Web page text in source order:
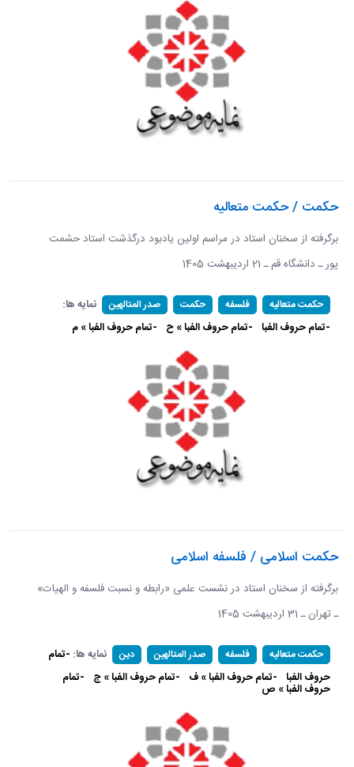
حکمت / حکمت متعالیه
برگرفته از سخنان استاد در مراسم اولین یادبود درگذشت استاد حشمت
پور ـ دانشگاه قم ـ 21 اردیبهشت 1405 ​​​​​​​
حکمت متعالیه فلسفه حکمت صدر المتالهین
نمایه ها:
-تمام حروف الفبا -تمام حروف الفبا » ح -تمام حروف الفبا » م
حکمت اسلامی / فلسفه اسلامی
برگرفته از سخنان استاد در نشست علمی «رابطه و نسبت فلسفه و الهیات»
ـ تهران ـ 31 اردیبهشت 1405
حکمت متعالیه فلسفه صدر المتالهین دین نمایه ها: -تمام
حروف الفبا -تمام حروف الفبا » ف -تمام حروف الفبا » ج -تمام
حروف الفبا » ص